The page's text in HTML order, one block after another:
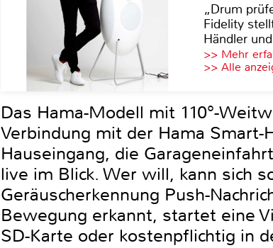
„Drum
Fidelity
Händler
>> Mehr
>> Alle
Das Hama-Modell mit 110°-
Verbindung mit der Hama
Hauseingang, die
live im Blick. Wer will, kann sich
Geräuscherkennung Push-
Bewegung erkannt, startet eine
SD-Karte oder kostenpflichtig in